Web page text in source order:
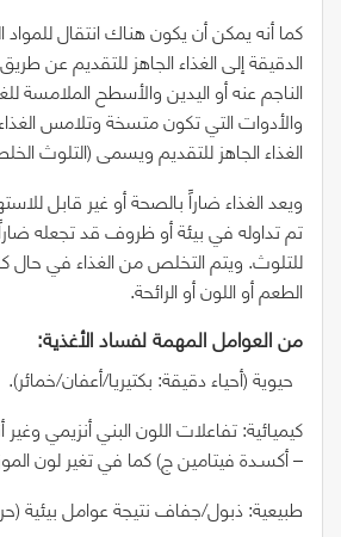
كما أنه يمكن أن يكون هناك انتقال للمواد
الدقيقة إلى الغذاء الجاهز للتقديم عن
الناجم عنه أو اليدين والأسطح الملامسة
والأدوات التي تكون متسخة وتلامس
الغذاء الجاهز للتقديم ويسمى (التلوث
ويعد الغذاء ضاراً بالصحة أو غير قابل
تم تداوله في بيئة أو ظروف قد تجعله
للتلوث. ويتم التخلص من الغذاء في حال
الطعم أو اللون أو الرائحة.
من‭ ‬العوامل‭ ‬المهمة‭ ‬لفساد‭ ‬الأغذية‭:‬
حيوية(أحياء دقيقة: بكتيريا/أعفان/خمائر)
.
كيميائية: تفاعلات اللون البني أنزيمي وغير
–أكسـدة فيتامين ج)كما في تغير لون
طبيعية: ذبول/جفاف نتيجة عوامل بيئية